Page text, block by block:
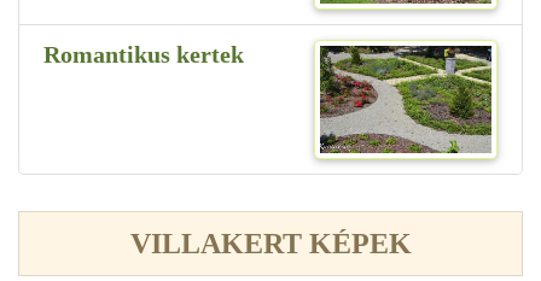
Romantikus kertek
VILLAKERT KÉPEK